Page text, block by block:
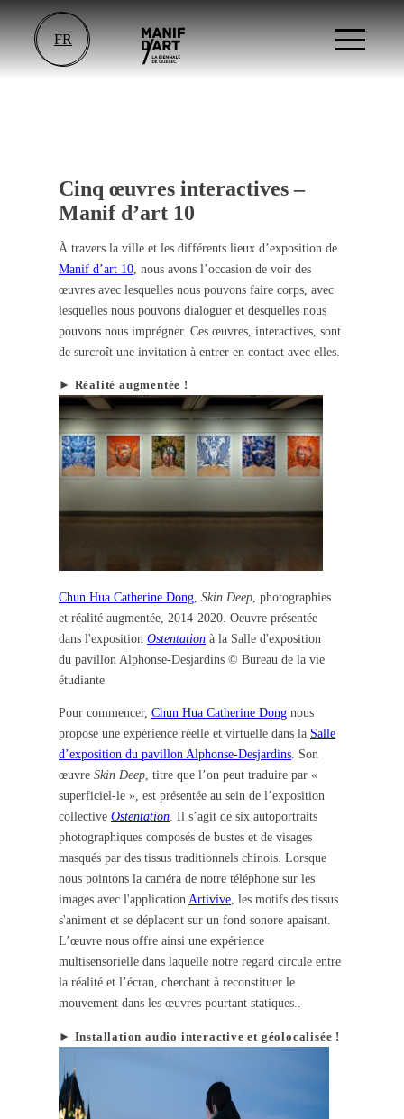
FR
Cinq œuvres interactives –
Manif d’art 10
À travers la ville et les différents lieux d’exposition de
Manif d’art 10 , nous avons l’occasion de voir des
œuvres avec lesquelles nous pouvons faire corps, avec
lesquelles nous pouvons dialoguer et desquelles nous
pouvons nous imprégner. Ces œuvres, interactives, sont
de surcroît une invitation à entrer en contact avec elles.
► Réalité augmentée !
Chun Hua Catherine Dong Skin Deep , photographies
et réalité augmentée, 2014-2020. Oeuvre présentée
dans l'exposition Ostentation à la Salle d'exposition
du pavillon Alphonse-Desjardins © Bureau de la vie
étudiante
Pour commencer, Chun Hua Catherine Dong nous
propose une expérience réelle et virtuelle dans la Salle
d’exposition du pavillon Alphonse-Desjardins. Son
œuvre Skin Deep, titre que l’on peut traduire par «
superficiel-le », est présentée au sein de l’exposition
collective Ostentation. Il s’agit de six autoportraits
photographiques composés de bustes et de visages
masqués par des tissus traditionnels chinois. Lorsque
nous pointons la caméra de notre téléphone sur les
images avec l'application Artivive, les motifs des tissus
s'animent et se déplacent sur un fond sonore apaisant.
L’œuvre nous offre ainsi une expérience
multisensorielle dans laquelle notre regard circule entre
la réalité et l’écran, cherchant à reconstituer le
mouvement dans les œuvres pourtant statiques..
► Installation audio interactive et géolocalisée !